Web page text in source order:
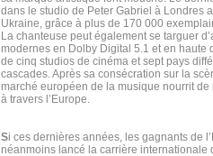
dans le studio de Peter Gabriel à Londres
Ukraine, grâce à plus de 170 000
La chanteuse peut également se targuer
modernes en Dolby Digital 5.1 et en haute
de cinq studios de cinéma et sept pays
cascades. Après sa consécration sur la
marché européen de la musique nourrit
à travers l’Europe.
Si ces dernières années, les gagnants de
néanmoins lancé la carrière